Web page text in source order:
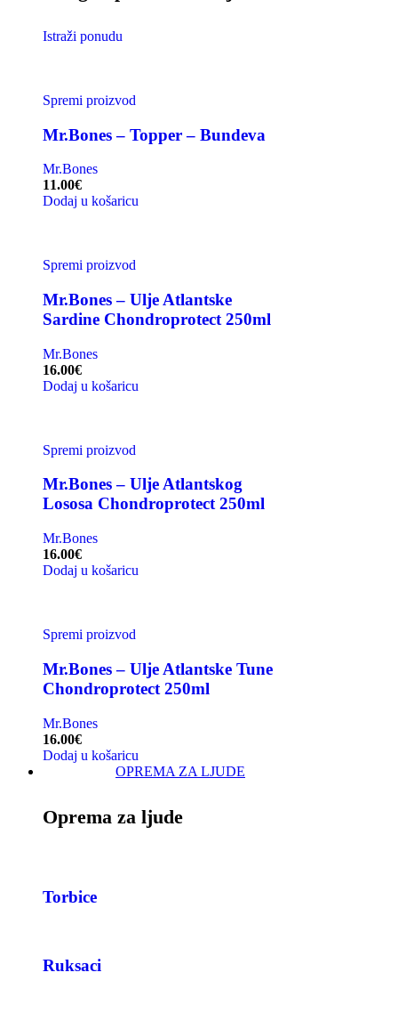
Istraži ponudu
Spremi proizvod
Mr.Bones – Topper – Bundeva
Mr.Bones
11.00€
Dodaj u košaricu
Spremi proizvod
Mr.Bones – Ulje Atlantske
Sardine Chondroprotect 250ml
Mr.Bones
16.00€
Dodaj u košaricu
Spremi proizvod
Mr.Bones – Ulje Atlantskog
Lososa Chondroprotect 250ml
Mr.Bones
16.00€
Dodaj u košaricu
Spremi proizvod
Mr.Bones – Ulje Atlantske Tune
Chondroprotect 250ml
Mr.Bones
16.00€
Dodaj u košaricu
OPREMA ZA LJUDE
Oprema za ljude
Torbice
Ruksaci